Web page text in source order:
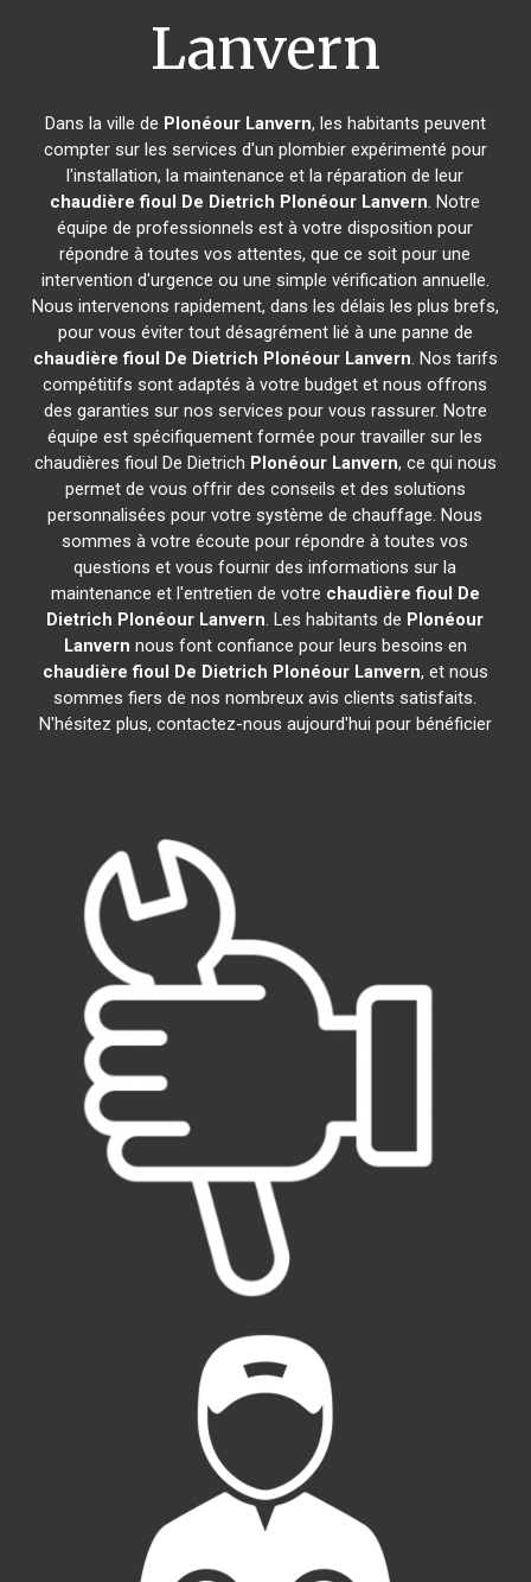
Lanvern
Dans la ville de Plonéour Lanvern, les habitants peuvent
compter sur les services d'un plombier expérimenté pour
l'installation, la maintenance et la réparation de leur
chaudière fioul De Dietrich Plonéour Lanvern. Notre
équipe de professionnels est à votre disposition pour
répondre à toutes vos attentes, que ce soit pour une
intervention d'urgence ou une simple vérification annuelle.
Nous intervenons rapidement, dans les délais les plus brefs,
pour vous éviter tout désagrément lié à une panne de
chaudière fioul De Dietrich Plonéour Lanvern. Nos tarifs
compétitifs sont adaptés à votre budget et nous offrons
des garanties sur nos services pour vous rassurer. Notre
équipe est spécifiquement formée pour travailler sur les
chaudières fioul De Dietrich Plonéour Lanvern, ce qui nous
permet de vous offrir des conseils et des solutions
personnalisées pour votre système de chauffage. Nous
sommes à votre écoute pour répondre à toutes vos
questions et vous fournir des informations sur la
maintenance et l'entretien de votre chaudière fioul De
Dietrich Plonéour Lanvern. Les habitants de Plonéour
Lanvern nous font confiance pour leurs besoins en
chaudière fioul De Dietrich Plonéour Lanvern, et nous
sommes fiers de nos nombreux avis clients satisfaits.
N'hésitez plus, contactez-nous aujourd'hui pour bénéficier